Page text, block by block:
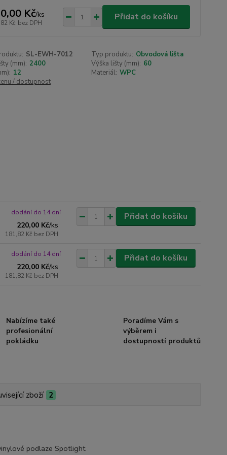
Kč/ks
Kč bez DPH
Přidat do košíku
SL-EWH-7012 Typ produktu: Obvodová lišta
(mm): 2400 Výška lišty (mm): 60
12 Materiál: WPC
/ dostupnost
220,00 Kč/ks
181,82 Kč bez DPH
dodání do 14 dní Přidat do košíku
220,00 Kč/ks
181,82 Kč bez DPH
dodání do 14 dní Přidat do košíku
Nabízíme také
profesionální
pokládku
Poradíme Vám s
výběrem i
dostupností produktů
zboží 2
podlaze Spotlight.